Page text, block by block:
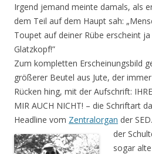
Irgend jemand meinte damals, als
dem Teil auf dem Haupt sah:
Toupet auf deiner Rübe erscheint ja
Glatzkopf!”
Zum kompletten Erscheinungsbild
größerer Beutel aus Jute, der
Rücken hing, mit der Aufschrift:
MIR AUCH NICHT! – die Schriftart
Headline vom Zentralorgan der SED.
der
sogar